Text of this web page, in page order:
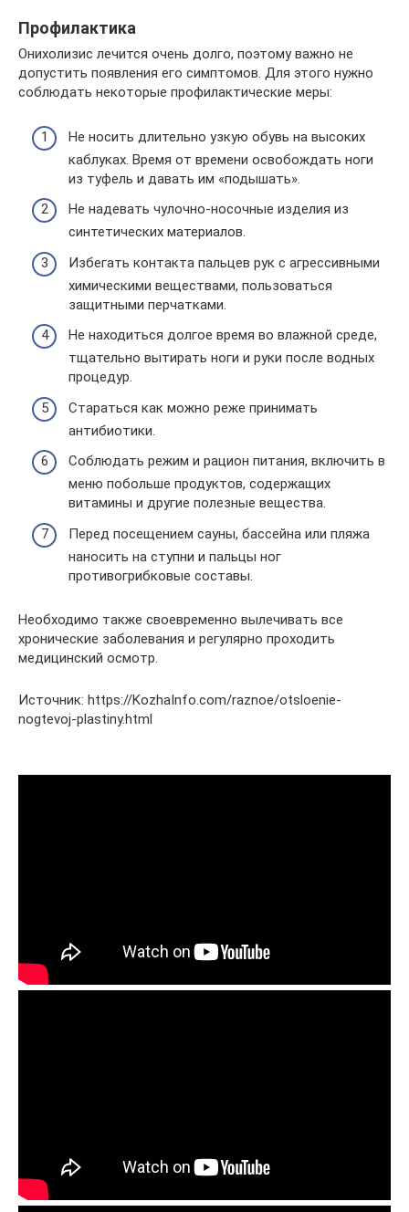
Профилактика
Онихолизис лечится очень долго, поэтому важно не
допустить появления его симптомов. Для этого нужно
соблюдать некоторые профилактические меры:
Не носить длительно узкую обувь на высоких
каблуках. Время от времени освобождать ноги
из туфель и давать им «подышать».
Не надевать чулочно-носочные изделия из
синтетических материалов.
Избегать контакта пальцев рук с агрессивными
химическими веществами, пользоваться
защитными перчатками.
Не находиться долгое время во влажной среде,
тщательно вытирать ноги и руки после водных
процедур.
Стараться как можно реже принимать
антибиотики.
Соблюдать режим и рацион питания, включить в
меню побольше продуктов, содержащих
витамины и другие полезные вещества.
Перед посещением сауны, бассейна или пляжа
наносить на ступни и пальцы ног
противогрибковые составы.
Необходимо также своевременно вылечивать все
хронические заболевания и регулярно проходить
медицинский осмотр.
Источник: https://KozhaInfo.com/raznoe/otsloenie-
nogtevoj-plastiny.html